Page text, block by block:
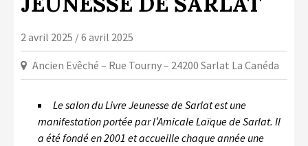
2 avril 2025 / 6 avril 2025
Ancien Evêché – Rue Tourny – 24200 Sarlat La Canéda
Le salon du Livre Jeunesse de Sarlat est une
manifestation portée par l’Amicale Laïque de Sarlat. Il
a été fondé en 2001 et accueille chaque année une